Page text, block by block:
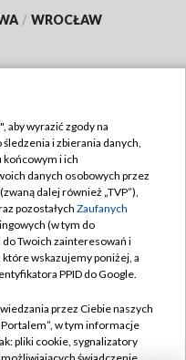
/ WROCŁAW
TVP
aby wyrazić zgody na
i zbierania danych,
końcowym i ich
danych osobowych przez
dalej również „TVP”),
pozostałych Zaufanych
(w tym do
Twoich zainteresowań i
wskazujemy poniżej, a
PPID do Google.
przez Ciebie naszych
w tym informacje
pliki cookie, sygnalizatory